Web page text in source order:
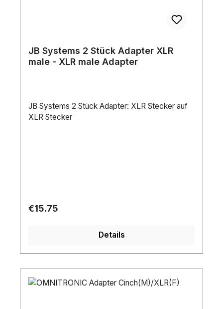
JB Systems 2 Stück Adapter XLR
male - XLR male Adapter
JB Systems 2 Stück Adapter: XLR Stecker auf
XLR Stecker
Regular price:
€15.75
Details